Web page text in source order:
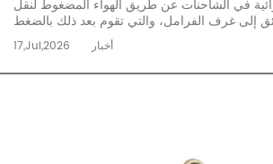
تعمل المكابح الهوائية في الشاحنات عن طريق الهواء المضغوط لنقل
إلى غرف الفرامل، والتي تقوم بعد ذلك بالضغط
ضد المكونات الدوارة لإبطاء السيارة. على
التي تعتمد على السائل الهيدروليكي، تتطلب
الشاحنات التجارية الثقيلة قوة ت...إقرأ المزيد
17,Jul,2026 أخبار